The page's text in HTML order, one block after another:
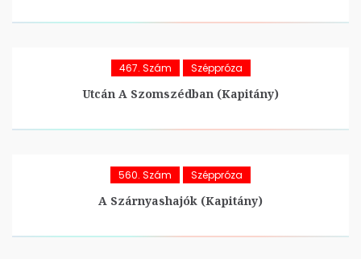
467. Szám Széppróza
Utcán A Szomszédban (Kapitány)
560. Szám Széppróza
A Szárnyashajók (Kapitány)